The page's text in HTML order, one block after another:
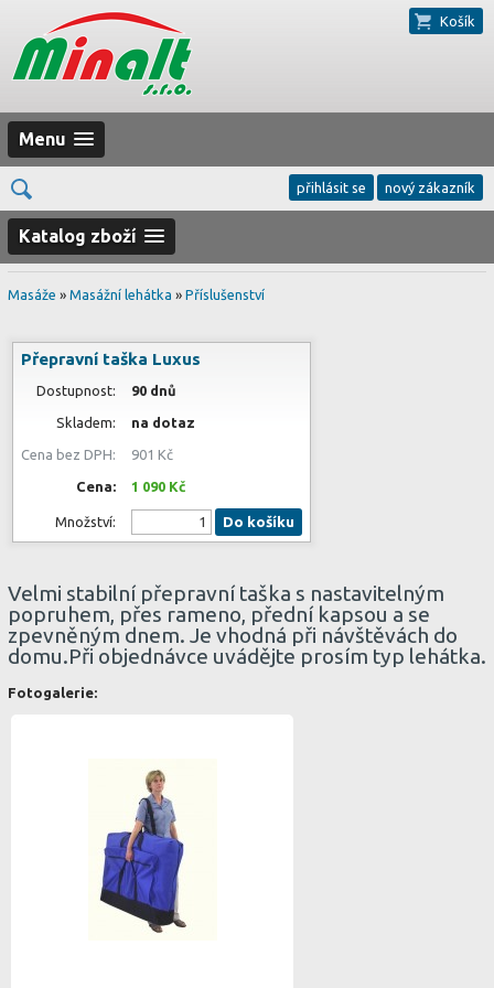
Košík
Menu
přihlásit se nový zákazník
Katalog zboží
Masáže » Masážní lehátka » Příslušenství
Přepravní taška Luxus
Dostupnost: 90 dnů
Skladem: na dotaz
Cena bez DPH: 901 Kč
Cena: 1 090 Kč
Množství: Do košíku
Velmi stabilní přepravní taška s nastavitelným
popruhem, přes rameno, přední kapsou a se
zpevněným dnem. Je vhodná při návštěvách do
domu.Při objednávce uvádějte prosím typ lehátka.
Fotogalerie: